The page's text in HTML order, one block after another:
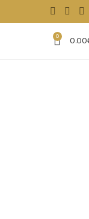
0 0.00